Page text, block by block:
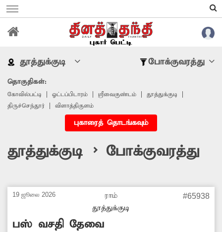
தூத்துக்குடி போக்குவரத்து
தொகுதிகள்:
கோவில்பட்டி ஓட்டப்பிடாரம் ஸ்ரீவைகுண்டம்
தூத்துக்குடி
திருச்செந்தூர்
விளாத்திகுளம்
புகாரைத் தொடங்கவும்
தூத்துக்குடி > போக்குவரத்து
19 ஜூலை 2026
ராம்
தூத்துக்குடி
#65938
பஸ் வசதி தேவை